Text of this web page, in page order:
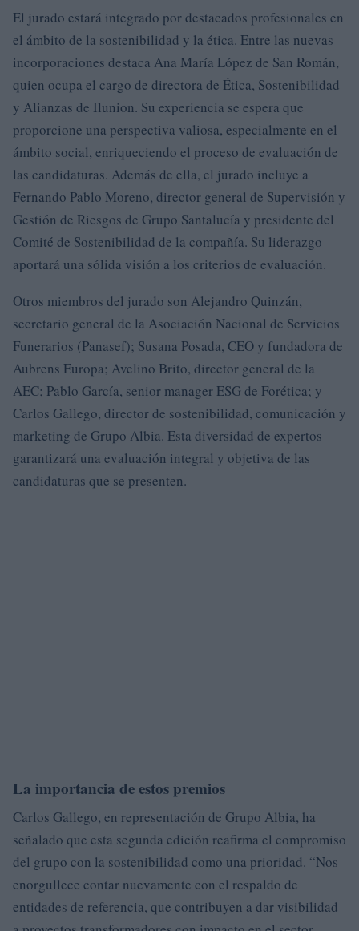
El jurado estará integrado por destacados profesionales en
el ámbito de la sostenibilidad y la ética. Entre las nuevas
incorporaciones destaca Ana María López de San Román,
quien ocupa el cargo de directora de Ética, Sostenibilidad
y Alianzas de Ilunion. Su experiencia se espera que
proporcione una perspectiva valiosa, especialmente en el
ámbito social, enriqueciendo el proceso de evaluación de
las candidaturas. Además de ella, el jurado incluye a
Fernando Pablo Moreno, director general de Supervisión y
Gestión de Riesgos de Grupo Santalucía y presidente del
Comité de Sostenibilidad de la compañía. Su liderazgo
aportará una sólida visión a los criterios de evaluación.
Otros miembros del jurado son Alejandro Quinzán,
secretario general de la Asociación Nacional de Servicios
Funerarios (Panasef); Susana Posada, CEO y fundadora de
Aubrens Europa; Avelino Brito, director general de la
AEC; Pablo García, senior manager ESG de Forética; y
Carlos Gallego, director de sostenibilidad, comunicación y
marketing de Grupo Albia. Esta diversidad de expertos
garantizará una evaluación integral y objetiva de las
candidaturas que se presenten.
La importancia de estos premios
Carlos Gallego, en representación de Grupo Albia, ha
señalado que esta segunda edición reafirma el compromiso
del grupo con la sostenibilidad como una prioridad. “Nos
enorgullece contar nuevamente con el respaldo de
entidades de referencia, que contribuyen a dar visibilidad